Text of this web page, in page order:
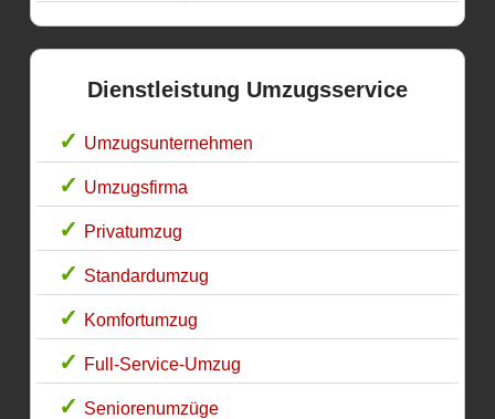
Dienstleistung Umzugsservice
Umzugsunternehmen
Umzugsfirma
Privatumzug
Standardumzug
Komfortumzug
Full-Service-Umzug
Seniorenumzüge